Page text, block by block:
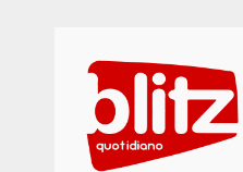
content